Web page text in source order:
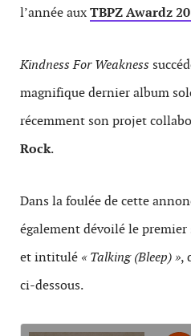
l’année auxTBPZ Awardz
Kindness For Weakness
magnifique dernier album
récemment son projet
Rock.
Dans la foulée de cette
également dévoilé le
et intitulé « Talking (Bleep) »,
ci-dessous.